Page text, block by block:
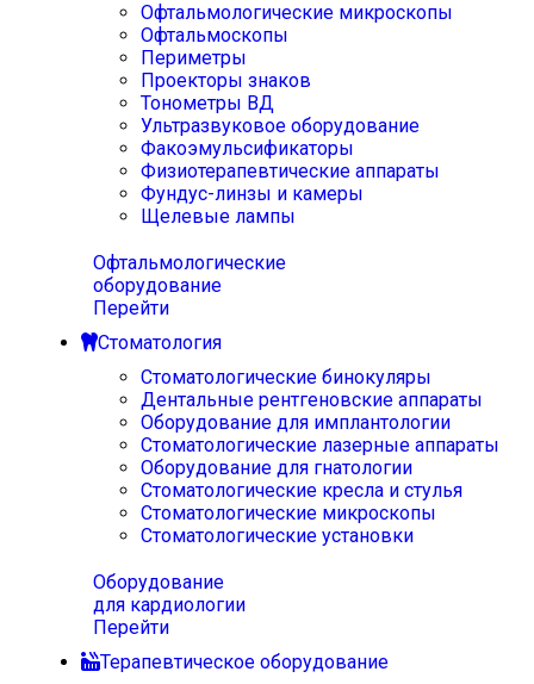
Офтальмологические микроскопы
Офтальмоскопы
Периметры
Проекторы знаков
Тонометры ВД
Ультразвуковое оборудование
Факоэмульсификаторы
Физиотерапевтические аппараты
Фундус-линзы и камеры
Щелевые лампы
Офтальмологические
оборудование
Перейти
Стоматология
Стоматологические бинокуляры
Дентальные рентгеновские аппараты
Оборудование для имплантологии
Стоматологические лазерные аппараты
Оборудование для гнатологии
Стоматологические кресла и стулья
Стоматологические микроскопы
Стоматологические установки
Оборудование
для кардиологии
Перейти
Терапевтическое оборудование